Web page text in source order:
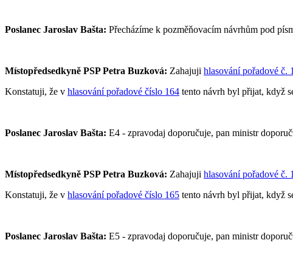
Poslanec Jaroslav Bašta: Přecházíme k pozměňovacím návrhům pod
Místopředsedkyně PSP Petra Buzková: Zahajuji hlasování pořadové č.
Konstatuji, že v hlasování pořadové číslo 164 tento návrh byl přijat, když
Poslanec Jaroslav Bašta: E4 - zpravodaj doporučuje, pan ministr
Místopředsedkyně PSP Petra Buzková: Zahajuji hlasování pořadové č.
Konstatuji, že v hlasování pořadové číslo 165 tento návrh byl přijat, když
Poslanec Jaroslav Bašta: E5 - zpravodaj doporučuje, pan ministr